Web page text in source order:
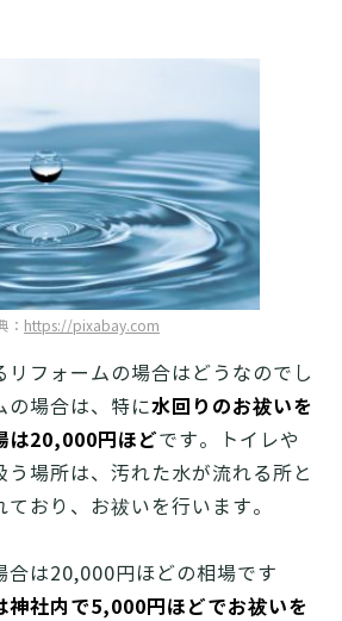
： https://pixabay.com
リフォームの場合はどうなのでし
の場合は、特に水回りのお祓いを
は20,000円ほどです。トイレや
う場所は、汚れた水が流れる所と
おり、お祓いを行います。
合は20,000円ほどの相場です
神社内で5,000円ほどでお祓いを